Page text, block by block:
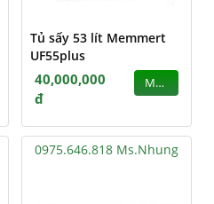
Tủ sấy 53 lít Memmert
UF55plus
40,000,000
đ
MUA
0975.646.818 Ms.Nhung